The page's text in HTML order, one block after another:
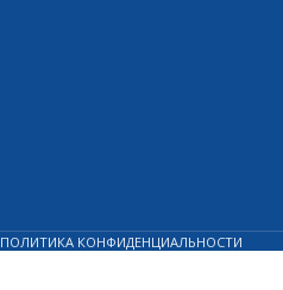
ПОЛИТИКА КОНФИДЕНЦИАЛЬНОСТИ